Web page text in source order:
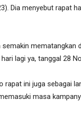
Dia menyebut rapat
semakin
lagi ya, tanggal 28
rapat ini juga sebagai
masa